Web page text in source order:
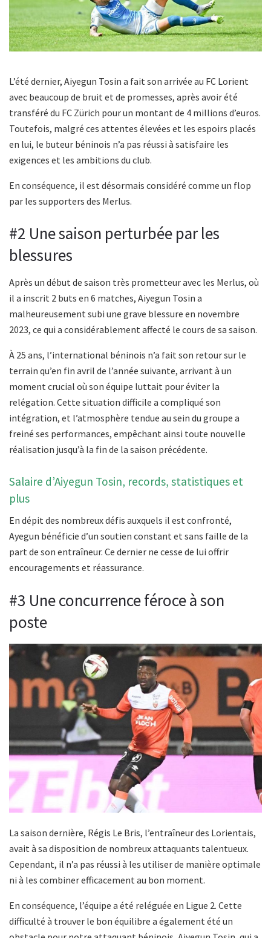
L’été dernier, Aiyegun Tosin a fait son arrivée au FC Lorient
avec beaucoup de bruit et de promesses, après avoir été
transféré du FC Zürich pour un montant de 4 millions d’euros.
Toutefois, malgré ces attentes élevées et les espoirs placés
en lui, le buteur béninois n’a pas réussi à satisfaire les
exigences et les ambitions du club.
En conséquence, il est désormais considéré comme un flop
par les supporters des Merlus.
#2 Une saison perturbée par les
blessures
Après un début de saison très prometteur avec les Merlus, où
il a inscrit 2 buts en 6 matches, Aiyegun Tosin a
malheureusement subi une grave blessure en novembre
2023, ce qui a considérablement affecté le cours de sa saison.
À 25 ans, l’international béninois n’a fait son retour sur le
terrain qu’en fin avril de l’année suivante, arrivant à un
moment crucial où son équipe luttait pour éviter la
relégation. Cette situation difficile a compliqué son
intégration, et l’atmosphère tendue au sein du groupe a
freiné ses performances, empêchant ainsi toute nouvelle
réalisation jusqu’à la fin de la saison précédente.
Salaire d’Aiyegun Tosin, records, statistiques et
plus
En dépit des nombreux défis auxquels il est confronté,
Ayegun bénéficie d’un soutien constant et sans faille de la
part de son entraîneur. Ce dernier ne cesse de lui offrir
encouragements et réassurance.
#3 Une concurrence féroce à son
poste
La saison dernière, Régis Le Bris, l’entraîneur des Lorientais,
avait à sa disposition de nombreux attaquants talentueux.
Cependant, il n’a pas réussi à les utiliser de manière optimale
ni à les combiner efficacement au bon moment.
En conséquence, l’équipe a été reléguée en Ligue 2. Cette
difficulté à trouver le bon équilibre a également été un